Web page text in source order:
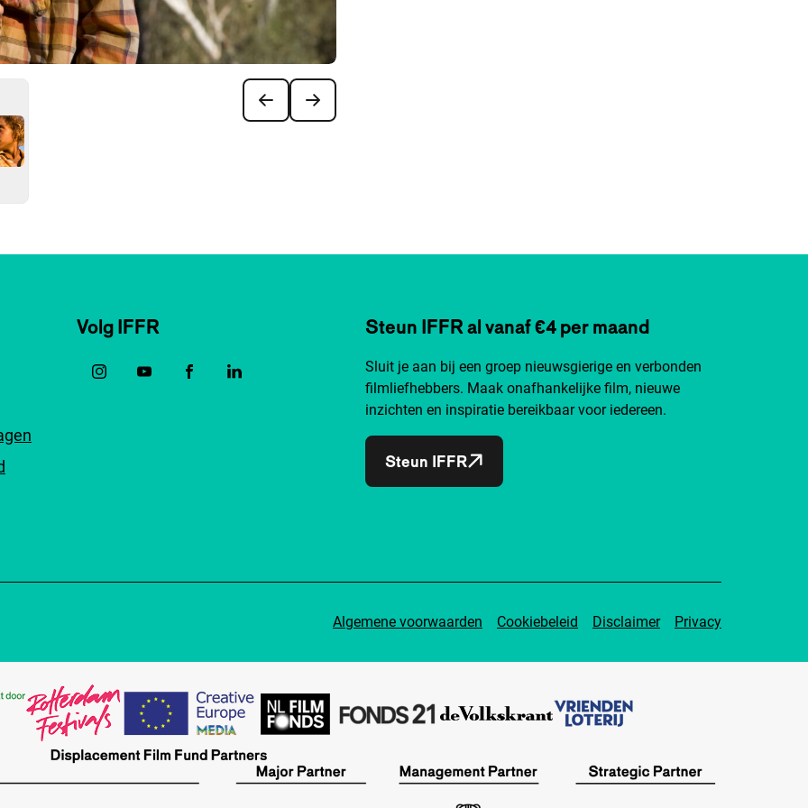
Volg IFFR Steun IFFR al vanaf €4 per maand
Sluit je aan bij een groep nieuwsgierige en verbonden
filmliefhebbers. Maak onafhankelijke film, nieuwe
inzichten en inspiratie bereikbaar voor iedereen.
Steun IFFR
Algemene voorwaarden Cookiebeleid Disclaimer Privacy